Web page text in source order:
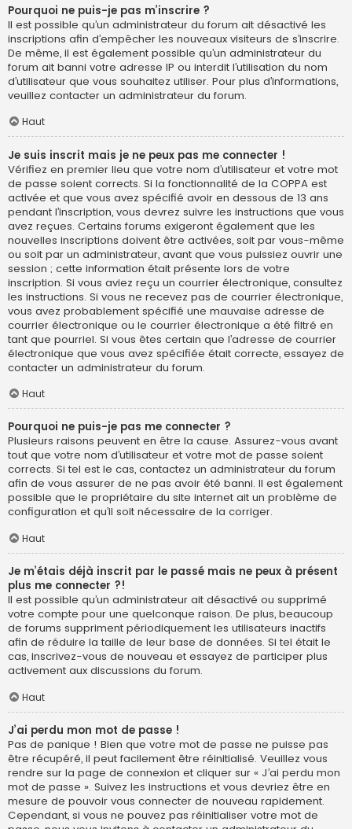
Pourquoi ne puis-je pas m’inscrire ?
Il est possible qu’un administrateur du forum ait désactivé les
inscriptions afin d’empêcher les nouveaux visiteurs de s’inscrire.
De même, il est également possible qu’un administrateur du
forum ait banni votre adresse IP ou interdit l’utilisation du nom
d’utilisateur que vous souhaitez utiliser. Pour plus d’informations,
veuillez contacter un administrateur du forum.
Haut
Je suis inscrit mais je ne peux pas me connecter !
Vérifiez en premier lieu que votre nom d’utilisateur et votre mot
de passe soient corrects. Si la fonctionnalité de la COPPA est
activée et que vous avez spécifié avoir en dessous de 13 ans
pendant l’inscription, vous devrez suivre les instructions que vous
avez reçues. Certains forums exigeront également que les
nouvelles inscriptions doivent être activées, soit par vous-même
ou soit par un administrateur, avant que vous puissiez ouvrir une
session ; cette information était présente lors de votre
inscription. Si vous aviez reçu un courrier électronique, consultez
les instructions. Si vous ne recevez pas de courrier électronique,
vous avez probablement spécifié une mauvaise adresse de
courrier électronique ou le courrier électronique a été filtré en
tant que pourriel. Si vous êtes certain que l’adresse de courrier
électronique que vous avez spécifiée était correcte, essayez de
contacter un administrateur du forum.
Haut
Pourquoi ne puis-je pas me connecter ?
Plusieurs raisons peuvent en être la cause. Assurez-vous avant
tout que votre nom d’utilisateur et votre mot de passe soient
corrects. Si tel est le cas, contactez un administrateur du forum
afin de vous assurer de ne pas avoir été banni. Il est également
possible que le propriétaire du site internet ait un problème de
configuration et qu’il soit nécessaire de la corriger.
Haut
Je m’étais déjà inscrit par le passé mais ne peux à présent
plus me connecter ?!
Il est possible qu’un administrateur ait désactivé ou supprimé
votre compte pour une quelconque raison. De plus, beaucoup
de forums suppriment périodiquement les utilisateurs inactifs
afin de réduire la taille de leur base de données. Si tel était le
cas, inscrivez-vous de nouveau et essayez de participer plus
activement aux discussions du forum.
Haut
J’ai perdu mon mot de passe !
Pas de panique ! Bien que votre mot de passe ne puisse pas
être récupéré, il peut facilement être réinitialisé. Veuillez vous
rendre sur la page de connexion et cliquer sur « J’ai perdu mon
mot de passe ». Suivez les instructions et vous devriez être en
mesure de pouvoir vous connecter de nouveau rapidement.
Cependant, si vous ne pouvez pas réinitialiser votre mot de